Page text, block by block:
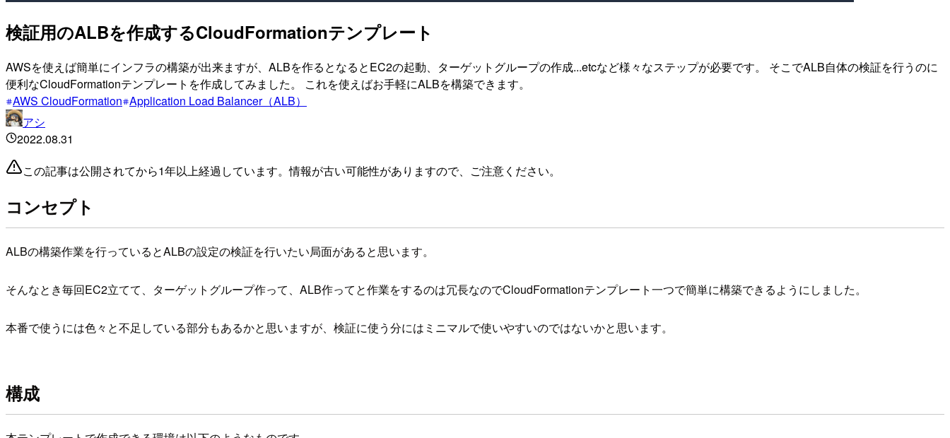
検証用のALBを作成するCloudFormationテンプレート
AWSを使えば簡単にインフラの構築が出来ますが、ALBを作るとなるとEC2の起動、ターゲットグループの作成...etcなど様々なステップが必要です。 そこでALB自体の検証を行うのに
便利なCloudFormationテンプレートを作成してみました。 これを使えばお手軽にALBを構築できます。
AWS CloudFormation Application Load Balancer（ALB）
アシ
2022.08.31
この記事は公開されてから1年以上経過しています。情報が古い可能性がありますので、ご注意ください。
コンセプト
ALBの構築作業を行っているとALBの設定の検証を行いたい局面があると思います。
そんなとき毎回EC2立てて、ターゲットグループ作って、ALB作ってと作業をするのは冗長なのでCloudFormationテンプレート一つで簡単に構築できるようにしました。
本番で使うには色々と不足している部分もあるかと思いますが、検証に使う分にはミニマルで使いやすいのではないかと思います。
構成